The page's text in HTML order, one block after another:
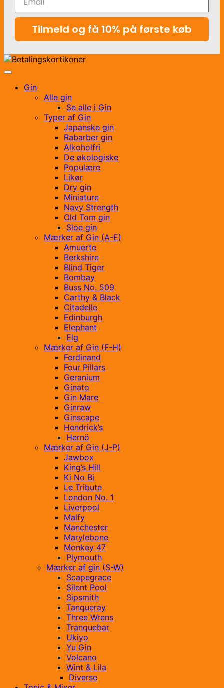
Tilmeld og få 10% på første køb
Gin
Alle gin
Se alle i Gin
Typer af Gin
Japanske gin
Rabarber gin
Alkoholfri
De økologiske
Populære
Likør
Dry gin
Miniature
Navy Strength
Old Tom gin
Sloe gin
Mærker af Gin (A-E)
Amuerte
Berkshire
Blind Tiger
Bombay
Buss No. 509
Carthy & Black
Citadelle
Edinburgh
Elephant
Elg
Mærker af Gin (F-H)
Ferdinand
Four Pillars
Geranium
Ginato
Gin Mare
Ginraw
Ginscape
Hendrick’s
Hernö
Mærker af Gin (J-P)
Jawbox
King’s Hill
Ki No Bi
Le Tribute
London No. 1
Liverpool
Malfy
Manchester
Marylebone
Monkey 47
Plymouth
Mærker af gin (S-W)
Scapegrace
Silent Pool
Sipsmith
Tanqueray
Three Wrens
Tranquebar
Ukiyo
Yu Gin
Volcano
Wint & Lila
Diverse